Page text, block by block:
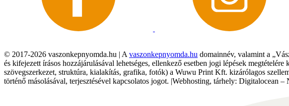
© 2017-2026 vaszonkepnyomda.hu | A vaszonkepnyomda.hu domainnév, valamint a
és kifejezett írásos hozzájárulásával lehetséges, ellenkező esetben jogi lépések
szövegszerkezet, struktúra, kialakítás, grafika, fotók) a Wuwu Print Kft. kizárólagos
történő másolásával, terjesztésével kapcsolatos jogot. |Webhosting, tárhely: